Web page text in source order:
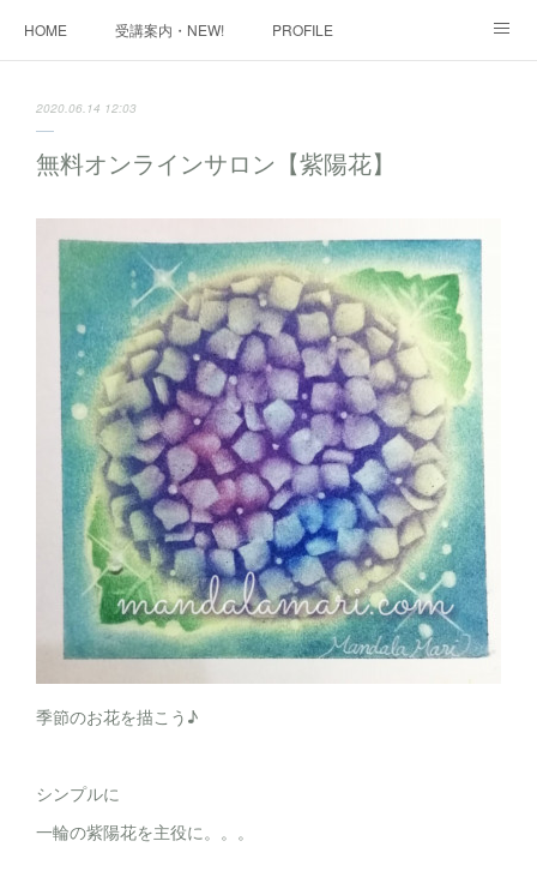
HOME 受講案内・NEW! PROFILE
2020.06.14 12:03
無料オンラインサロン【紫陽花】
季節のお花を描こう♪
シンプルに
一輪の紫陽花を主役に。。。